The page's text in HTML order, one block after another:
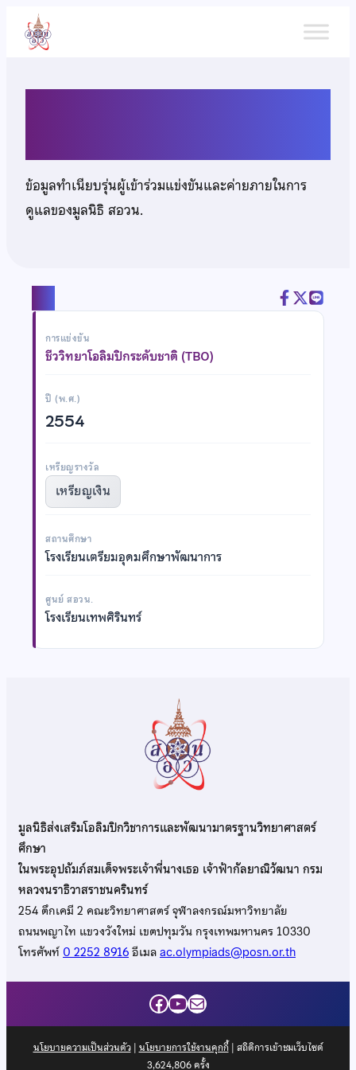
เนื้อหา
ข้อมูลทำเนียบรุ่นผู้เข้าร่วมแข่งขันและค่ายภายในการ
ดูแลของมูลนิธิ สอวน.
การแข่งขัน
ชีววิทยาโอลิมปิกระดับชาติ (TBO)
ปี (พ.ศ.)
2554
เหรียญรางวัล
เหรียญเงิน
สถานศึกษา
โรงเรียนเตรียมอุดมศึกษาพัฒนาการ
ศูนย์ สอวน.
โรงเรียนเทพศิรินทร์
มูลนิธิส่งเสริมโอลิมปิกวิชาการและพัฒนามาตรฐานวิทยาศาสตร์
ศึกษา
ในพระอุปถัมภ์สมเด็จพระเจ้าพี่นางเธอ เจ้าฟ้ากัลยาณิวัฒนา กรม
หลวงนราธิวาสราชนครินทร์
254 ตึกเคมี 2 คณะวิทยาศาสตร์ จุฬาลงกรณ์มหาวิทยาลัย
ถนนพญาไท แขวงวังใหม่ เขตปทุมวัน กรุงเทพมหานคร 10330
โทรศัพท์0 2252 8916อีเมลac.olympiads@posn.or.th
Facebook
YouTube
Mail
นโยบายความเป็นส่วนตัว| นโยบายการใช้งานคุกกี้| สถิติการเข้าชมเว็บไซต์
3,624,806ครั้ง